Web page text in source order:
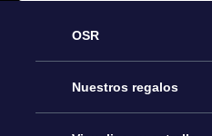
OSR
Atención
Nuestros regalos